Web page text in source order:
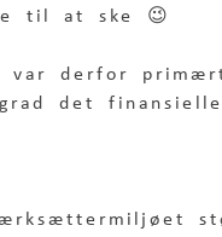
til at ske 😉
var derfor
det